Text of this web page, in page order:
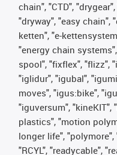
chain", "CTD",
"dryway", "easy chain",
ketten", "e-
"energy chain
spool", "fixflex", "flizz",
"iglidur", "igubal",
moves", "igus:bike",
"iguversum", "kineKIT",
plastics", "motion
longer life", "polymore",
"RCYL", "readycable",